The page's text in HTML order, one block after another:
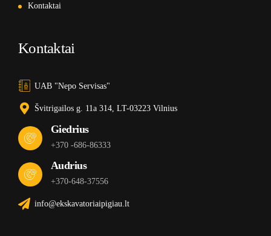
Kontaktai
Kontaktai
UAB "Nepo Servisas"
Švitrigailos g. 11a 314, LT-03223 Vilnius
Giedrius
+370 -686-86333
Audrius
+370-648-37556
info@ekskavatoriaipigiau.lt